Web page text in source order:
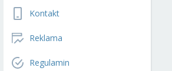
Kontakt
Reklama
Regulamin